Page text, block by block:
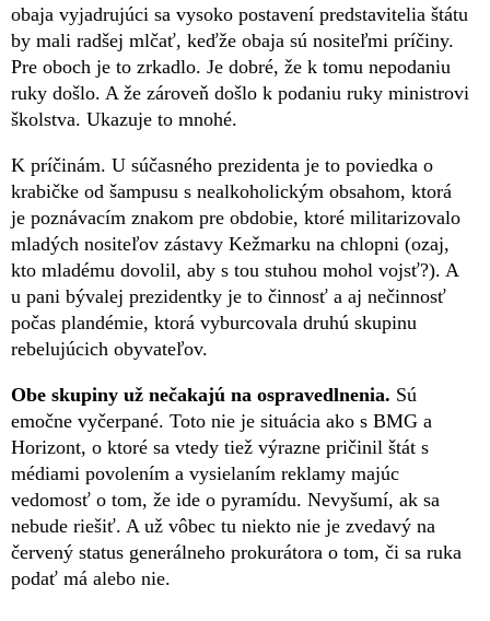
obaja vyjadrujúci sa vysoko postavení predstavitelia štátu
by mali radšej mlčať, keďže obaja sú nositeľmi príčiny.
Pre oboch je to zrkadlo. Je dobré, že k tomu nepodaniu
ruky došlo. A že zároveň došlo k podaniu ruky ministrovi
školstva. Ukazuje to mnohé.
K príčinám. U súčasného prezidenta je to poviedka o
krabičke od šampusu s nealkoholickým obsahom, ktorá
je poznávacím znakom pre obdobie, ktoré militarizovalo
mladých nositeľov zástavy Kežmarku na chlopni (ozaj,
kto mladému dovolil, aby s tou stuhou mohol vojsť?). A
u pani bývalej prezidentky je to činnosť a aj nečinnosť
počas plandémie, ktorá vyburcovala druhú skupinu
rebelujúcich obyvateľov.
Obe skupiny už nečakajú na ospravedlnenia. Sú
emočne vyčerpané. Toto nie je situácia ako s BMG a
Horizont, o ktoré sa vtedy tiež výrazne pričinil štát s
médiami povolením a vysielaním reklamy majúc
vedomosť o tom, že ide o pyramídu. Nevyšumí, ak sa
nebude riešiť. A už vôbec tu niekto nie je zvedavý na
červený status generálneho prokurátora o tom, či sa ruka
podať má alebo nie.